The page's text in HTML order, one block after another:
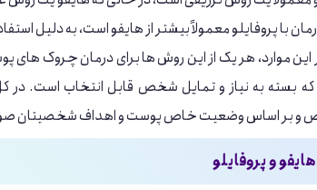
با پروفایلو معمولاً بیشتر از هایفو است، به دلیل
این موارد، هر یک از این روش ‌ها برای درمان چروک‌
بسته به نیاز و تمایل شخص قابل انتخاب است. در
بر اساس وضعیت خاص پوست و اهداف شخصیتان
و پروفایلو